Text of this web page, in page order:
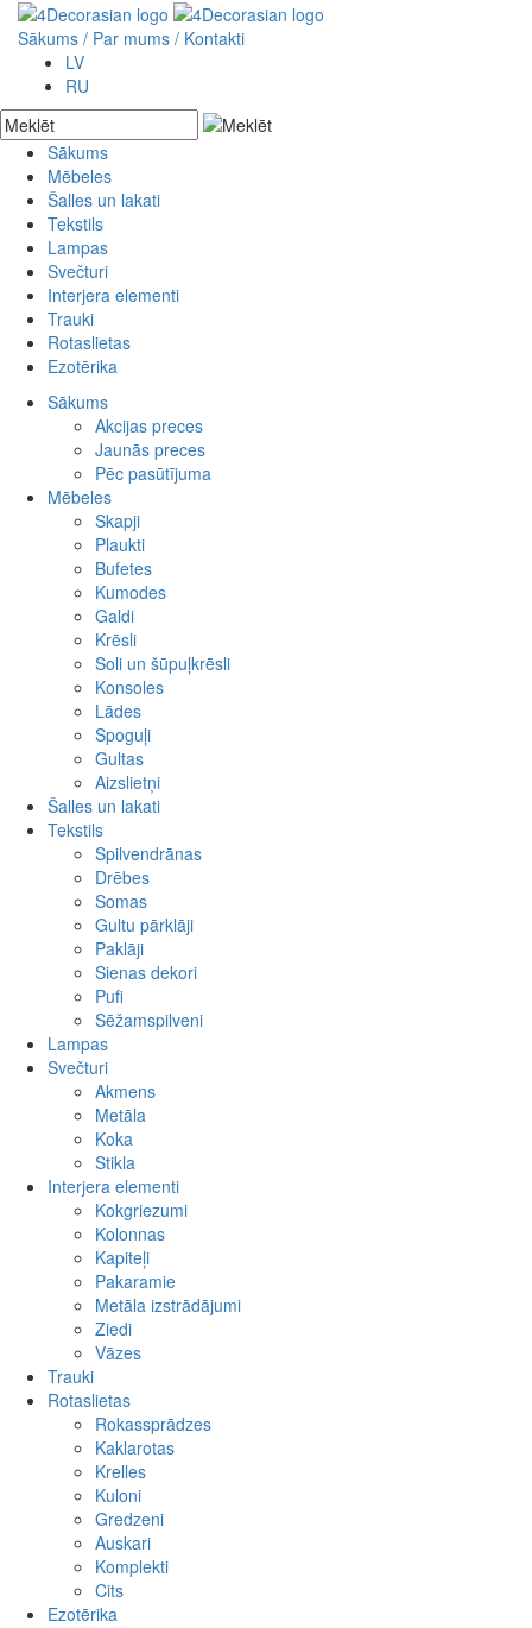
Sākums / Par mums / Kontakti
LV
RU
Sākums
Akcijas preces
Jaunās preces
Pēc pasūtījuma
Mēbeles
Skapji
Plaukti
Bufetes
Kumodes
Galdi
Soli un šūpuļkrēsli
Konsoles
Spoguļi
Gultas
Aizslietņi
Šalles un lakati
Tekstils
Spilvendrānas
Drēbes
Somas
Paklāji
Sienas dekori
Sēžamspilveni
Lampas
Svečturi
Akmens
Koka
Stikla
Interjera elementi
Kolonnas
Kapiteļi
Metāla izstrādājumi
Ziedi
Vāzes
Trauki
Rotaslietas
Rokassprādzes
Krelles
Kuloni
Gredzeni
Auskari
Komplekti
Cits
Ezotērika
Sākums
Akcijas preces
Jaunās preces
Pēc pasūtījuma
Mēbeles
Skapji
Plaukti
Bufetes
Kumodes
Galdi
Krēsli
Soli un šūpuļkrēsli
Konsoles
Lādes
Spoguļi
Gultas
Aizslietņi
Šalles un lakati
Tekstils
Spilvendrānas
Drēbes
Somas
Gultu pārklāji
Paklāji
Sienas dekori
Pufi
Sēžamspilveni
Lampas
Svečturi
Akmens
Metāla
Koka
Stikla
Interjera elementi
Kokgriezumi
Kolonnas
Kapiteļi
Pakaramie
Metāla izstrādājumi
Ziedi
Vāzes
Trauki
Rotaslietas
Rokassprādzes
Kaklarotas
Krelles
Kuloni
Gredzeni
Auskari
Komplekti
Cits
Ezotērika